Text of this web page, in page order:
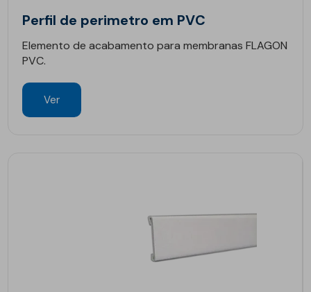
Perfil de perimetro em PVC
Elemento de acabamento para membranas FLAGON
PVC.
Ver